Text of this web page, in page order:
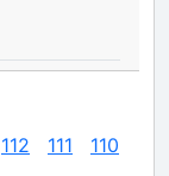
112 111 110